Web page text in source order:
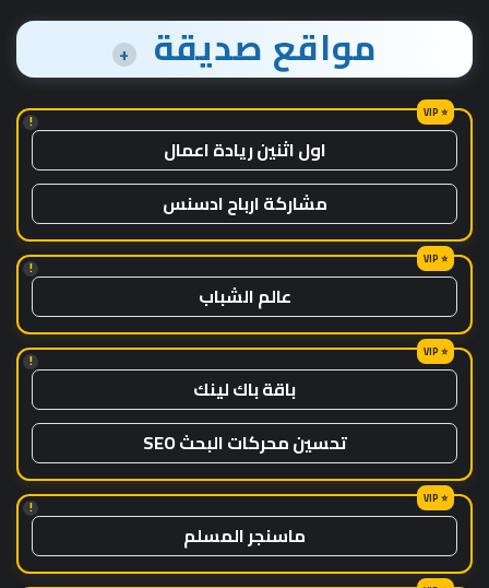
مواقع صديقة +
!
اول اثنين ريادة اعمال
مشاركة ارباح ادسنس
!
عالم الشباب
!
باقة باك لينك
تحسين محركات البحث SEO
!
ماسنجر المسلم